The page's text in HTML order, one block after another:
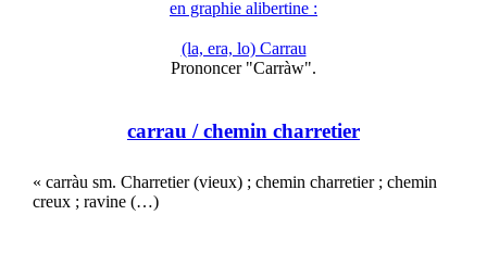
en graphie alibertine :
(la, era, lo) Carrau
Prononcer "Carràw".
carrau / chemin charretier
« carràu sm. Charretier (vieux) ; chemin charretier ; chemin
creux ; ravine (…)